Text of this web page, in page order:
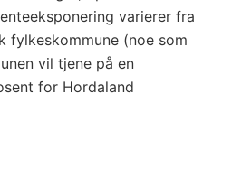
varierer fra
fylkeskommune (noe som
vil tjene på en
for Hordaland